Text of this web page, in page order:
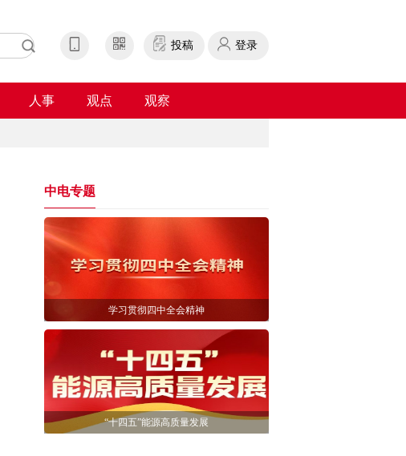
投稿 登录
人事 观点 观察
中电专题
学习贯彻四中全会精神
“十四五”能源高质量发展